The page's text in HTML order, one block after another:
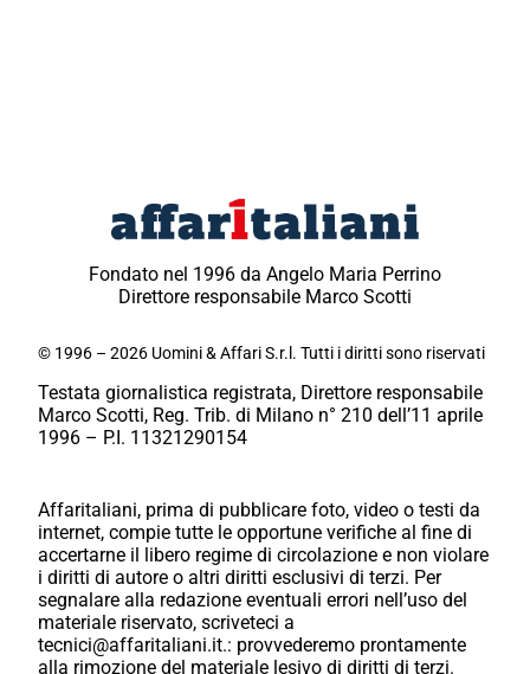
Fondato nel 1996 da Angelo Maria Perrino
Direttore responsabile Marco Scotti
© 1996 – 2026 Uomini & Affari S.r.l. Tutti i diritti sono riservati
Testata giornalistica registrata, Direttore responsabile
Marco Scotti, Reg. Trib. di Milano n° 210 dell’11 aprile
1996 – P.I. 11321290154
Affaritaliani, prima di pubblicare foto, video o testi da
internet, compie tutte le opportune verifiche al fine di
accertarne il libero regime di circolazione e non violare
i diritti di autore o altri diritti esclusivi di terzi. Per
segnalare alla redazione eventuali errori nell’uso del
materiale riservato, scriveteci a
tecnici@affaritaliani.it.: provvederemo prontamente
alla rimozione del materiale lesivo di diritti di terzi.